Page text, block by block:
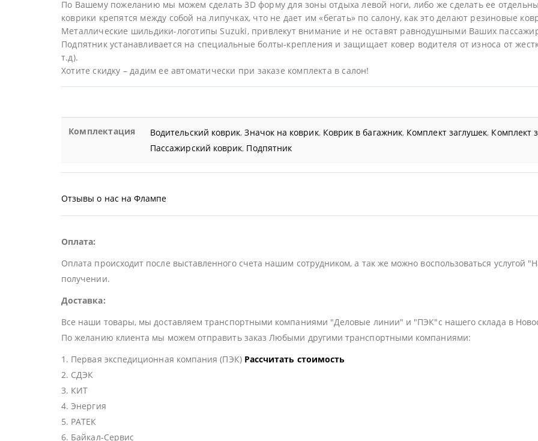
По Вашему пожеланию мы можем сделать 3D форму для зоны отдыха левой ноги, либо же сделать ее
коврики крепятся между собой на липучках, что не дает им «бегать» по салону, как это делают резиновые
Металлические шильдики-логотипы Suzuki, привлекут внимание и не оставят равнодушными Ваших
Подпятник устанавливается на специальные болты-крепления и защищает ковер водителя от износа от
т.д).
Хотите скидку – дадим ее автоматически при заказе комплекта в салон!
Комплектация Водительский коврик,Значок на коврик, Коврик в багажник, Комплект заглушек, Комплект
Пассажирский коврик, Подпятник
Отзывы о нас на Флампе
Оплата:
Оплата происходит после выставленного счета нашим сотрудником, а так же можно воспользоваться
получении.
Доставка:
Все наши товары, мы доставляем транспортными компаниями "Деловые линии" и "ПЭК"с нашего склада в
По желанию клиента мы можем отправить заказ Любыми другими транспортными компаниями:
1. Первая экспедиционная компания (ПЭК) Рассчитать стоимость
2. СДЭК
3. КИТ
4. Энергия
5. РАТЕК
6. Байкал-Сервис